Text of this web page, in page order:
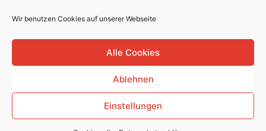
Wir benutzen Cookies auf unserer Webseite
Alle Cookies
Ablehnen
Einstellungen
JUSO Luzern
SP MigrantInnen
SP 60+
Sozialdemokratische Partei KriensCopyright © 2026.